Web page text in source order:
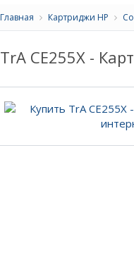
Главная Картриджи HP
TrA CE255X -